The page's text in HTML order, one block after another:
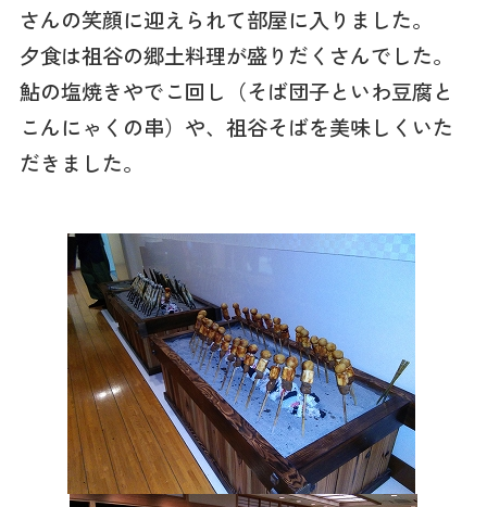
さんの笑顔に迎えられて部屋に入りました。
夕食は祖谷の郷土料理が盛りだくさんでした。
鮎の塩焼きやでこ回し（そば団子といわ豆腐と
こんにゃくの串）や、祖谷そばを美味しくいた
だきました。